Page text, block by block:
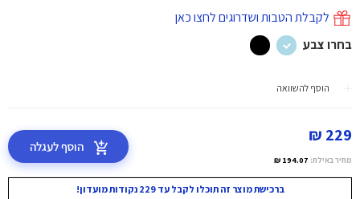
לקבלת הטבות ושדרוגים לחצו כאן
בחרו צבע
הוסף להשוואה
229 ₪
מחיר באילת: 194.07 ₪
הוסף לעגלה
ברכישת מוצר זה תוכלו לקבל עד 229 נקודות מועדון!